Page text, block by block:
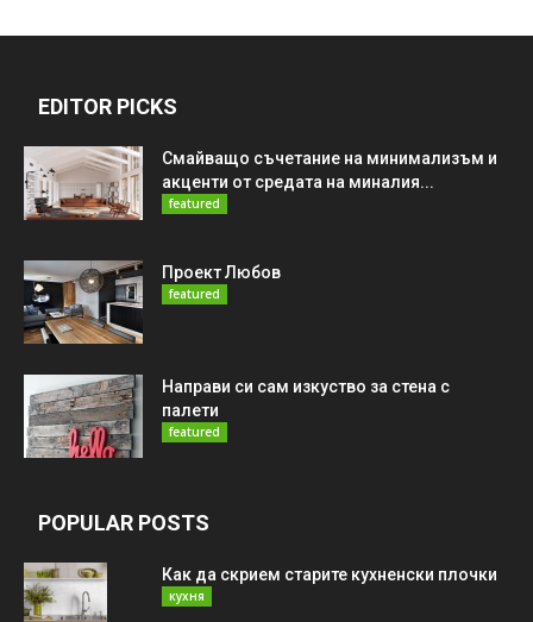
EDITOR PICKS
Смайващо съчетание на минимализъм и
акценти от средата на миналия...
featured
Проект Любов
featured
Направи си сам изкуство за стена с
палети
featured
POPULAR POSTS
Как да скрием старите кухненски плочки
кухня